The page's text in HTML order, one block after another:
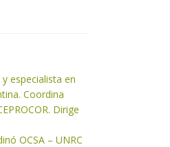
especialista en
Coordina
Dirige
OCSA – UNRC